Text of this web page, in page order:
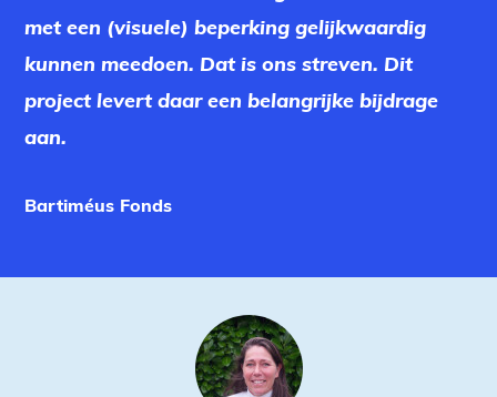
met een (visuele) beperking gelijkwaardig
kunnen meedoen. Dat is ons streven. Dit
project levert daar een belangrijke bijdrage
aan.
Bartiméus Fonds